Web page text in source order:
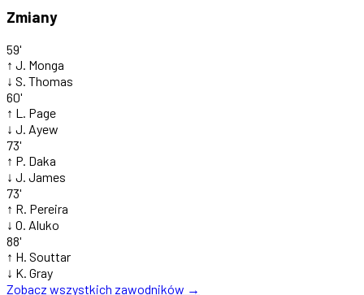
Zmiany
59'
↑ J. Monga
↓ S. Thomas
60'
↑ L. Page
↓ J. Ayew
73'
↑ P. Daka
↓ J. James
73'
↑ R. Pereira
↓ O. Aluko
88'
↑ H. Souttar
↓ K. Gray
Zobacz wszystkich zawodników →